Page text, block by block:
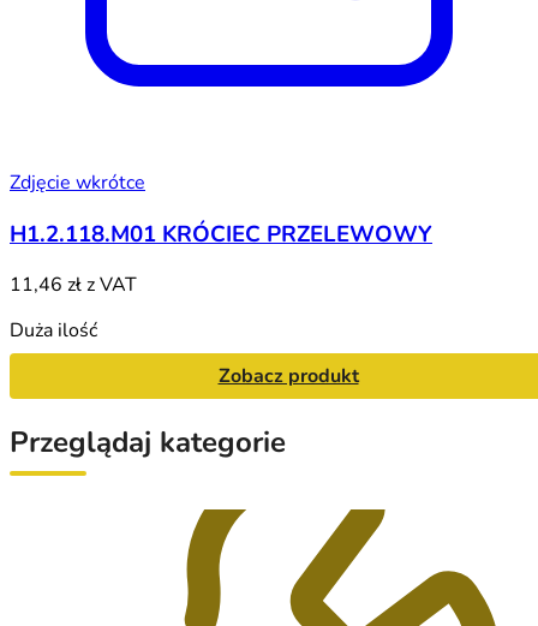
Zdjęcie wkrótce
H1.2.118.M01 KRÓCIEC PRZELEWOWY
11,46 złz VAT
Duża ilość
Zobacz produkt
Przeglądaj kategorie